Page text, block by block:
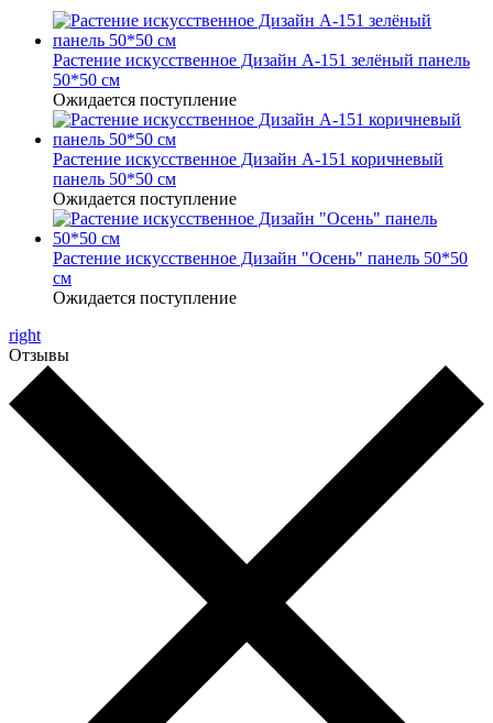
Растение искусственное Дизайн А-151 зелёный панель
50*50 см
Ожидается поступление
Растение искусственное Дизайн А-151 коричневый
панель 50*50 см
Ожидается поступление
Растение искусственное Дизайн "Осень" панель 50*50
см
Ожидается поступление
right
Отзывы